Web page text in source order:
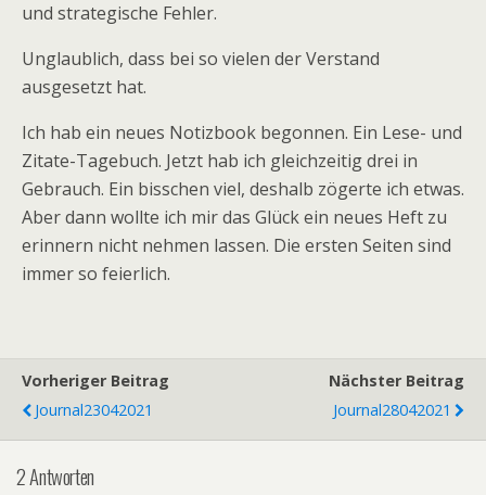
und strategische Fehler.
Unglaublich, dass bei so vielen der Verstand
ausgesetzt hat.
Ich hab ein neues Notizbook begonnen. Ein Lese- und
Zitate-Tagebuch. Jetzt hab ich gleichzeitig drei in
Gebrauch. Ein bisschen viel, deshalb zögerte ich etwas.
Aber dann wollte ich mir das Glück ein neues Heft zu
erinnern nicht nehmen lassen. Die ersten Seiten sind
immer so feierlich.
Vorheriger Beitrag
Journal23042021
Nächster Beitrag
Journal28042021
2 Antworten